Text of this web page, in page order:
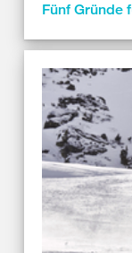
Fünf Gründe